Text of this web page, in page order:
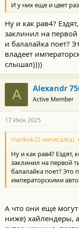
и
:
И у них еще и цвет
Ну и как рав4?
заклинил на
и балалайка поет?
владеет
слышал))))
A Alexandr
Active Member
17 Июн 2025
Hankok22 написал(а):
Ну и как рав4? Ездят,
заклинил на первой
балалайка поет? Это
императорскими
А что они еще
ниже) хайлендеры,